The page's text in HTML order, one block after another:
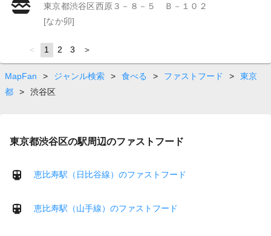
東京都渋谷区西原３－８－５ Ｂ－１０２
[なか卯]
page
You're
on
page
1 page
2 page
3 page
MapFan > ジャンル検索 > 食べる > ファストフード >
東京
都
> 渋谷区
東京都渋谷区の駅周辺のファストフード
恵比寿駅（日比谷線）のファストフード
恵比寿駅（山手線）のファストフード